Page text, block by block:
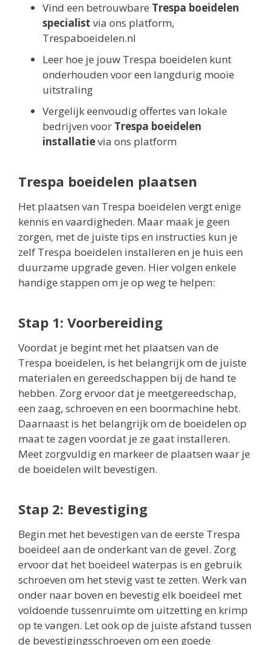
Vind een betrouwbare Trespa boeidelen
specialist via ons platform,
Trespaboeidelen.nl
Leer hoe je jouw Trespa boeidelen kunt
onderhouden voor een langdurig mooie
uitstraling
Vergelijk eenvoudig offertes van lokale
bedrijven voor Trespa boeidelen
installatievia ons platform
Trespa boeidelen plaatsen
Het plaatsen van Trespa boeidelen vergt enige
kennis en vaardigheden. Maar maak je geen
zorgen, met de juiste tips en instructies kun je
zelf Trespa boeidelen installeren en je huis een
duurzame upgrade geven. Hier volgen enkele
handige stappen om je op weg te helpen:
Stap 1: Voorbereiding
Voordat je begint met het plaatsen van de
Trespa boeidelen, is het belangrijk om de juiste
materialen en gereedschappen bij de hand te
hebben. Zorg ervoor dat je meetgereedschap,
een zaag, schroeven en een boormachine hebt.
Daarnaast is het belangrijk om de boeidelen op
maat te zagen voordat je ze gaat installeren.
Meet zorgvuldig en markeer de plaatsen waar je
de boeidelen wilt bevestigen.
Stap 2: Bevestiging
Begin met het bevestigen van de eerste Trespa
boeideel aan de onderkant van de gevel. Zorg
ervoor dat het boeideel waterpas is en gebruik
schroeven om het stevig vast te zetten. Werk van
onder naar boven en bevestig elk boeideel met
voldoende tussenruimte om uitzetting en krimp
op te vangen. Let ook op de juiste afstand tussen
de bevestigingsschroeven om een goede